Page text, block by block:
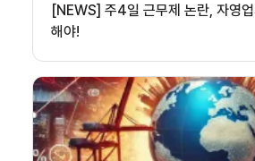
[NEWS] 주4일 근무제 논란, 자영
해야!